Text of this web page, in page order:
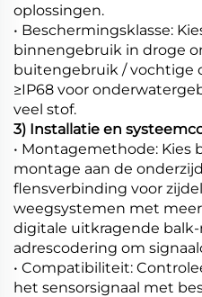
oplossingen.
• Beschermingsklasse:
binnengebruik in droge
buitengebruik / vochtige
≥IP68 voor
veel stof.
3) Installatie en
• Montagemethode:
montage aan de
flensverbinding voor
weegsystemen met
digitale uitkragende
adrescodering om
• Compatibiliteit:
het sensorsignaal met